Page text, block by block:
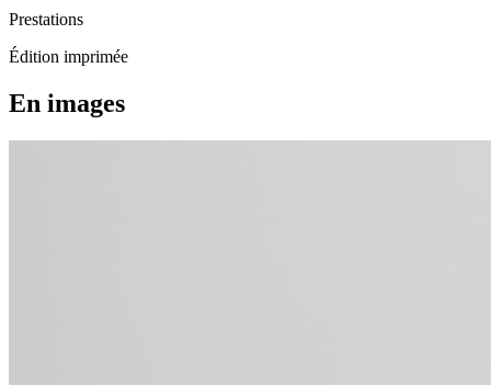
Prestations
Édition imprimée
En images